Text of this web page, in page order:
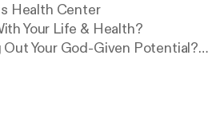
Health Center
Your Life & Health?
Out Your God-Given Potential?
our goal and mission is to
most cutting-edge
on topics such as: weight